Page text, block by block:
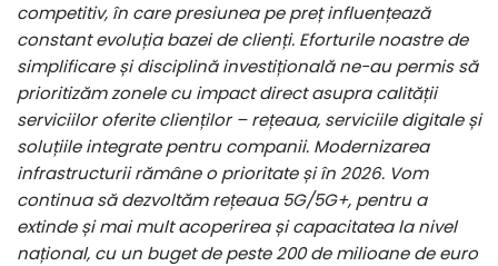
competitiv, în care presiunea pe preț influențează
constant evoluția bazei de clienți. Eforturile noastre de
simplificare și disciplină investițională ne-au permis să
prioritizăm zonele cu impact direct asupra calității
serviciilor oferite clienților – rețeaua, serviciile digitale și
soluțiile integrate pentru companii. Modernizarea
infrastructurii rămâne o prioritate și în 2026. Vom
continua să dezvoltăm rețeaua 5G/5G+, pentru a
extinde și mai mult acoperirea și capacitatea la nivel
național, cu un buget de peste 200 de milioane de euro